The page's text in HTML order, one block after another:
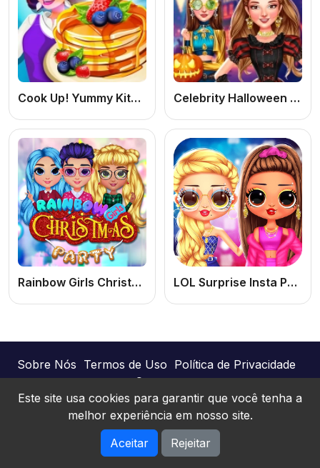
Cook Up! Yummy Kitchen Cooking: Jogo de Cozinhar Online Grátis e Divertido para Meninas Celebrity Halloween Costumes: Jogo de Moda Halloween Online Grátis para Criar Looks Incríveis
Rainbow Girls Christmas Party LOL Surprise Insta Party Divas: Jogo de Vestir Online Grátis
Sobre Nós Termos de Uso Política de Privacidade
Contato
Joguinhos Online © 2026. Todos os direitos
reservados.
Este site usa cookies para garantir que você tenha a
melhor experiência em nosso site.
Aceitar
Rejeitar